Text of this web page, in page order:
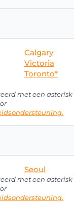
Calgary
Victoria
Toronto*
met een asterisk
Seoul
met een asterisk